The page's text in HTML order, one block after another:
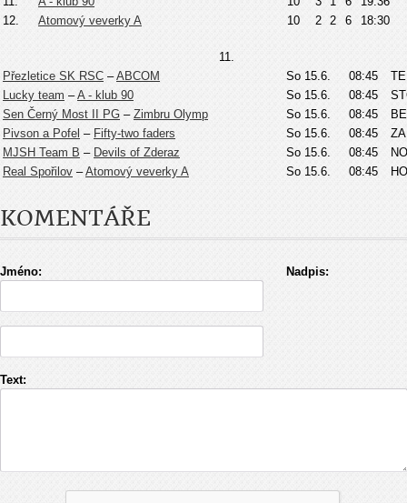
12.
Atomový veverky A 10 2 2 6 18:30
11.
Přezletice SK RSC –ABCOM So 15.6. 08:45
Lucky team –A - klub 90 So 15.6. 08:45
Sen Černý Most II PG – Zimbru Olymp So 15.6. 08:45
Pivson a Pofel – Fifty-two faders So 15.6. 08:45
MJSH Team B – Devils of Zderaz So 15.6. 08:45
Real Spořilov –Atomový veverky A So 15.6. 08:45
KOMENTÁŘE
Jméno: Nadpis:
Text: